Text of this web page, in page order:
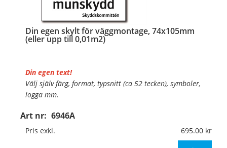
Din egen skylt för väggmontage, 74x105mm
(eller upp till 0,01m2)
Art nr: 6946A
Din egen text!
Välj själv färg, format, typsnitt (ca 52 tecken), symboler,
logga mm.
Material:Plan aluminium, 0,7mm (väggmontage)
Mått:74x105mm (eller annat mått upp till 0,01m²)
Pris exkl. 695.00